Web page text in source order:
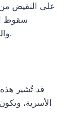
على النقيض من
سقوط
والكرب، وانفراج الضائقة التي يمر بها الرائي.
قد تُشير هذه
الأسرية،